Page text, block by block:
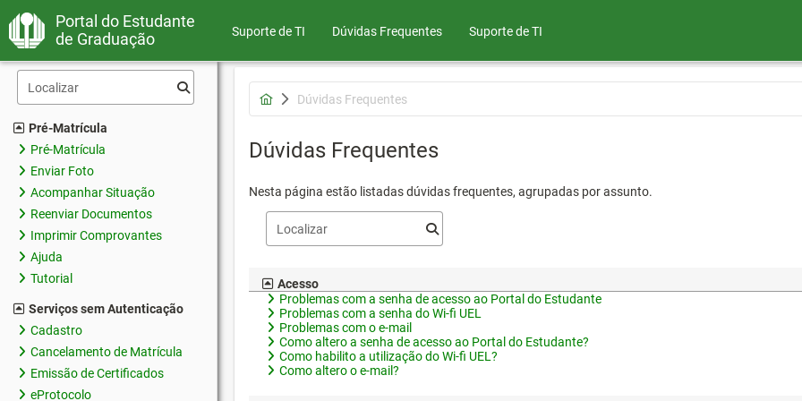
Portal do Estudante
de Graduação
Suporte de TI Dúvidas Frequentes Suporte de TI
Pré-Matrícula
Pré-Matrícula
Enviar Foto
Acompanhar Situação
Reenviar Documentos
Imprimir Comprovantes
Ajuda
Tutorial
Serviços sem Autenticação
Cadastro
Cancelamento de Matrícula
Emissão de Certificados
eProtocolo
Dúvidas Frequentes
Dúvidas Frequentes
Nesta página estão listadas dúvidas frequentes, agrupadas por assunto.
Acesso
Problemas com a senha de acesso ao Portal do Estudante
Problemas com a senha do Wi-fi UEL
Problemas com o e-mail
Como altero a senha de acesso ao Portal do Estudante?
Como habilito a utilização do Wi-fi UEL?
Como altero o e-mail?